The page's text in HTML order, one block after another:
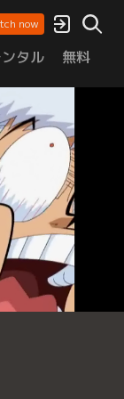
now
ンタル 無料